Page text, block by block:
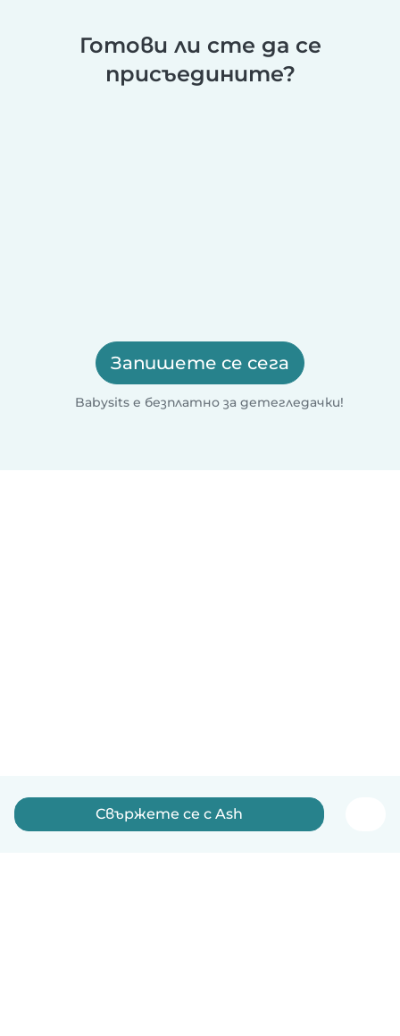
Готови ли сте да се
присъедините?
Запишете се сега
Babysits е безплатно за детегледачки!
Свържете се с Ash